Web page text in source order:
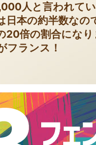
人と言われてい
日本の約半数なの
20倍の割合になり
フランス！